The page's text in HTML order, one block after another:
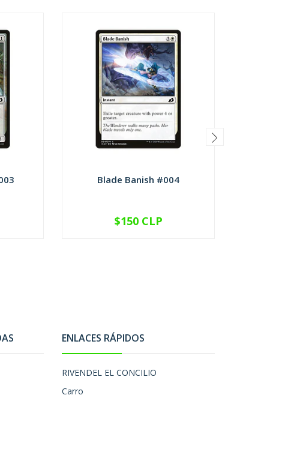
Blade Banish #004
VER OPCIONES
$150 CLP
ENLACES RÁPIDOS
RIVENDEL EL CONCILIO
Carro